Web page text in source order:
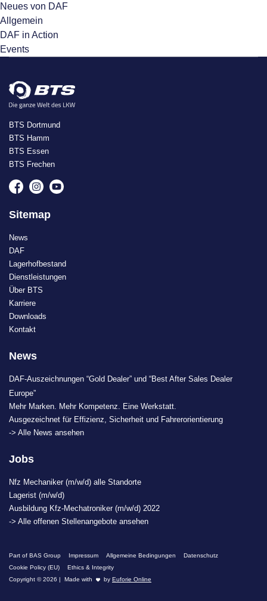
Neues von DAF
Allgemein
DAF in Action
Events
BTS Dortmund
BTS Hamm
BTS Essen
BTS Frechen
Sitemap
News
DAF
Lagerhofbestand
Dienstleistungen
Über BTS
Karriere
Downloads
Kontakt
News
DAF-Auszeichnungen “Gold Dealer” und “Best After Sales Dealer
Europe”
Mehr Marken. Mehr Kompetenz. Eine Werkstatt.
Ausgezeichnet für Effizienz, Sicherheit und Fahrerorientierung
-> Alle News ansehen
Jobs
Nfz Mechaniker (m/w/d) alle Standorte
Lagerist (m/w/d)
Ausbildung Kfz-Mechatroniker (m/w/d) 2022
-> Alle offenen Stellenangebote ansehen
Part of BAS Group Impressum Allgemeine Bedingungen
Datenschutz
Cookie Policy (EU)
Ethics & Integrity
Copyright © 2026 | Made with
by Euforie Online